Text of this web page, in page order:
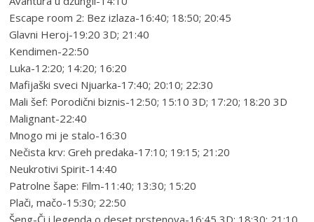
Escape room 2: Bez izlaza-16:40; 18:50; 20:45
Glavni Heroj-19:20 3D; 21:40
Kendimen-22:50
Luka-12:20; 14:20; 16:20
Mafijaški sveci Njuarka-17:40; 20:10; 22:30
Mali šef: Porodični biznis-12:50; 15:10 3D; 17:20; 18:20 3D
Malignant-22:40
Mnogo mi je stalo-16:30
Nečista krv: Greh predaka-17:10; 19:15; 21:20
Neukrotivi Spirit-14:40
Patrolne šape: Film-11:40; 13:30; 15:20
Plači, mačo-15:30; 22:50
Šeng-Či i legenda o deset prstenova-16:45 3D; 18:30; 21:10